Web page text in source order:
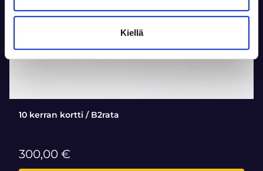
Kiellä
10 kerran kortti / B2rata
300,00 €